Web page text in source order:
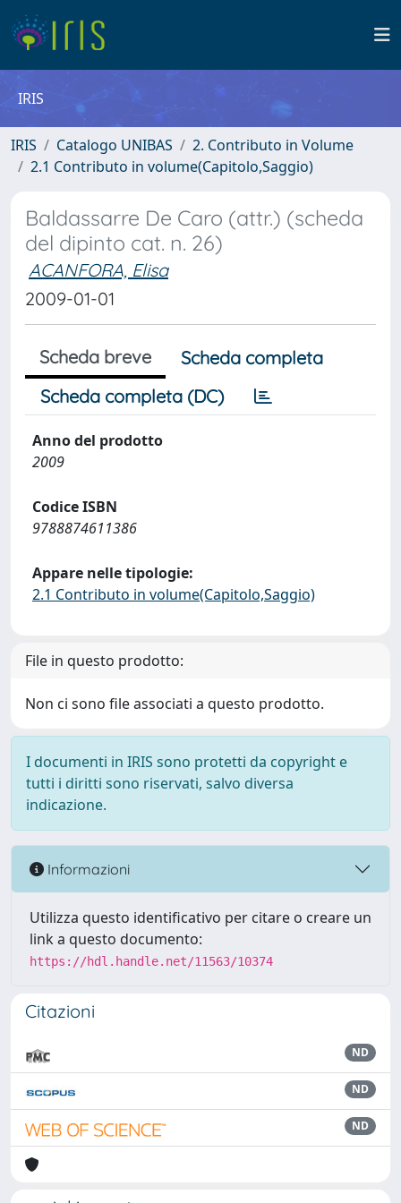
IRIS
IRIS Catalogo UNIBAS
2. Contributo in Volume
2.1 Contributo in volume(Capitolo,Saggio)
Baldassarre De Caro (attr.) (scheda
del dipinto cat. n. 26)
ACANFORA, Elisa
2009-01-01
Scheda breve
Scheda completa
Scheda completa (DC)
Anno del prodotto
2009
Codice ISBN
9788874611386
Appare nelle tipologie:
2.1 Contributo in volume(Capitolo,Saggio)
File in questo prodotto:
Non ci sono file associati a questo prodotto.
I documenti in IRIS sono protetti da copyright e
tutti i diritti sono riservati, salvo diversa
indicazione.
Informazioni
Utilizza questo identificativo per citare o creare un
link a questo documento:
https://hdl.handle.net/11563/10374
Citazioni
ND
ND
ND